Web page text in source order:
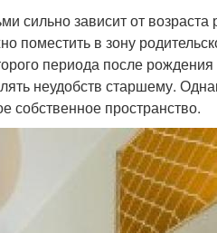
сильно зависит от
поместить в зону
периода после рождения
неудобств старшему.
собственное пространство.